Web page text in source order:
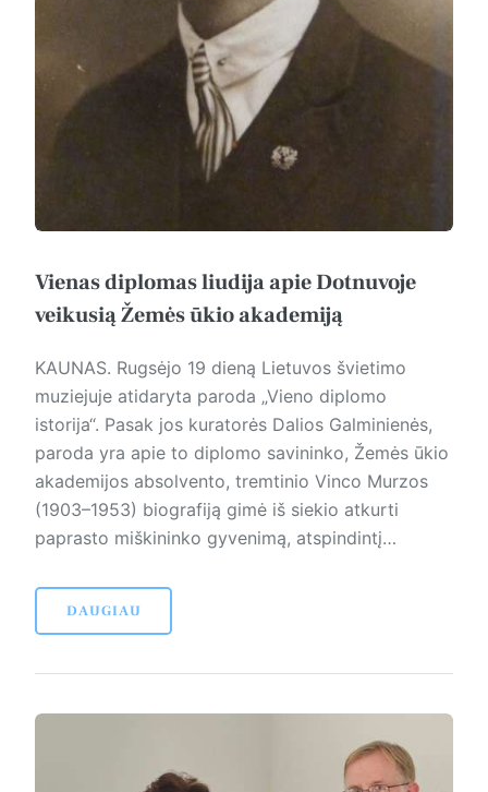
Vienas diplomas liudija apie Dotnuvoje
veikusią Žemės ūkio akademiją
KAUNAS. Rugsėjo 19 dieną Lietuvos švietimo
muziejuje atidaryta paroda „Vieno diplomo
istorija“. Pasak jos kuratorės Dalios Galminienės,
paroda yra apie to diplomo savininko, Žemės ūkio
akademijos absolvento, tremtinio Vinco Murzos
(1903–1953) biografiją gimė iš siekio atkurti
paprasto miškininko gyvenimą, atspindintį…
DAUGIAU